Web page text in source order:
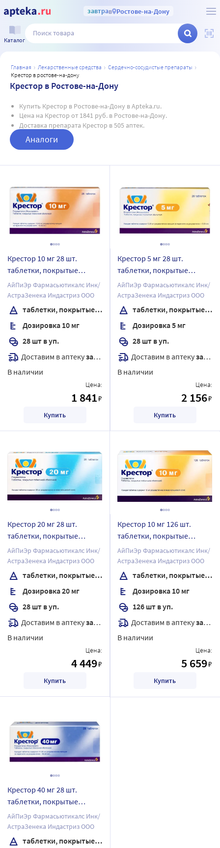
завтрав Ростове-на-Дону
Каталог
главная лекарственные средства
сердечно-сосудистые препараты
крестор в ростове-на-дону
Крестор в Ростове-на-Дону
Купить Крестор в Ростове-на-Дону в Apteka.ru.
Цена на Крестор от 1841 руб. в Ростове-на-Дону.
Доставка препарата Крестор в 505 аптек.
Аналоги
Крестор 10 мг 28 шт.
таблетки, покрытые
пленочной оболочкой
АйПиЭр Фармасьютикалс Инк/
АстраЗенека Индастриз ООО
таблетки, покрытые пленочной оболочкой
Дозировка 10 мг
28 шт в уп.
Доставим в аптекузавтра
В наличии
Цена:
1 841₽
Купить
Крестор 5 мг 28 шт.
таблетки, покрытые
пленочной оболочкой
АйПиЭр Фармасьютикалс Инк/
АстраЗенека Индастриз ООО
таблетки, покрытые пленочной оболочкой
Дозировка 5 мг
28 шт в уп.
Доставим в аптекузавтра
В наличии
Цена:
2 156₽
Купить
Крестор 20 мг 28 шт.
таблетки, покрытые
пленочной оболочкой
АйПиЭр Фармасьютикалс Инк/
АстраЗенека Индастриз ООО
таблетки, покрытые пленочной оболочкой
Дозировка 20 мг
28 шт в уп.
Доставим в аптекузавтра
В наличии
Цена:
4 449₽
Купить
Крестор 10 мг 126 шт.
таблетки, покрытые
пленочной оболочкой
АйПиЭр Фармасьютикалс Инк/
АстраЗенека Индастриз ООО
таблетки, покрытые пленочной оболочкой
Дозировка 10 мг
126 шт в уп.
Доставим в аптекузавтра
В наличии
Цена:
5 659₽
Купить
Крестор 40 мг 28 шт.
таблетки, покрытые
пленочной оболочкой
АйПиЭр Фармасьютикалс Инк/
АстраЗенека Индастриз ООО
таблетки, покрытые пленочной оболочкой